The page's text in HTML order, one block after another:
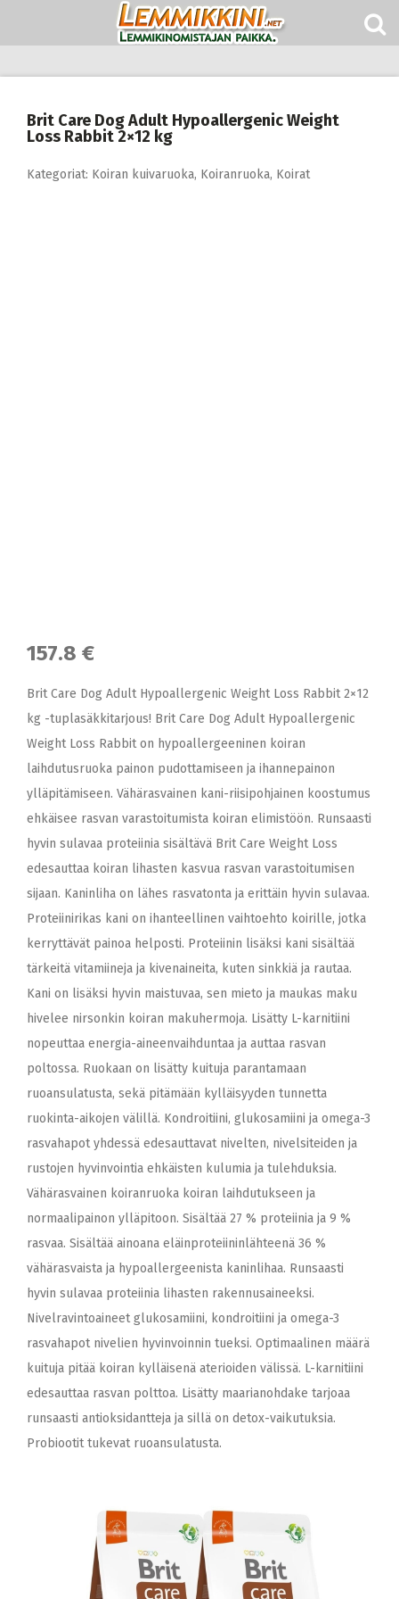
Brit Care Dog Adult Hypoallergenic Weight
Loss Rabbit 2×12 kg
Kategoriat: Koiran kuivaruoka, Koiranruoka, Koirat
157.8 €
Brit Care Dog Adult Hypoallergenic Weight Loss Rabbit 2×12
kg -tuplasäkkitarjous! Brit Care Dog Adult Hypoallergenic
Weight Loss Rabbit on hypoallergeeninen koiran
laihdutusruoka painon pudottamiseen ja ihannepainon
ylläpitämiseen. Vähärasvainen kani-riisipohjainen koostumus
ehkäisee rasvan varastoitumista koiran elimistöön. Runsaasti
hyvin sulavaa proteiinia sisältävä Brit Care Weight Loss
edesauttaa koiran lihasten kasvua rasvan varastoitumisen
sijaan. Kaninliha on lähes rasvatonta ja erittäin hyvin sulavaa.
Proteiinirikas kani on ihanteellinen vaihtoehto koirille, jotka
kerryttävät painoa helposti. Proteiinin lisäksi kani sisältää
tärkeitä vitamiineja ja kivenaineita, kuten sinkkiä ja rautaa.
Kani on lisäksi hyvin maistuvaa, sen mieto ja maukas maku
hivelee nirsonkin koiran makuhermoja. Lisätty L-karnitiini
nopeuttaa energia-aineenvaihduntaa ja auttaa rasvan
poltossa. Ruokaan on lisätty kuituja parantamaan
ruoansulatusta, sekä pitämään kylläisyyden tunnetta
ruokinta-aikojen välillä. Kondroitiini, glukosamiini ja omega-3
rasvahapot yhdessä edesauttavat nivelten, nivelsiteiden ja
rustojen hyvinvointia ehkäisten kulumia ja tulehduksia.
Vähärasvainen koiranruoka koiran laihdutukseen ja
normaalipainon ylläpitoon. Sisältää 27 % proteiinia ja 9 %
rasvaa. Sisältää ainoana eläinproteiininlähteenä 36 %
vähärasvaista ja hypoallergeenista kaninlihaa. Runsaasti
hyvin sulavaa proteiinia lihasten rakennusaineeksi.
Nivelravintoaineet glukosamiini, kondroitiini ja omega-3
rasvahapot nivelien hyvinvoinnin tueksi. Optimaalinen määrä
kuituja pitää koiran kylläisenä aterioiden välissä. L-karnitiini
edesauttaa rasvan polttoa. Lisätty maarianohdake tarjoaa
runsaasti antioksidantteja ja sillä on detox-vaikutuksia.
Probiootit tukevat ruoansulatusta.